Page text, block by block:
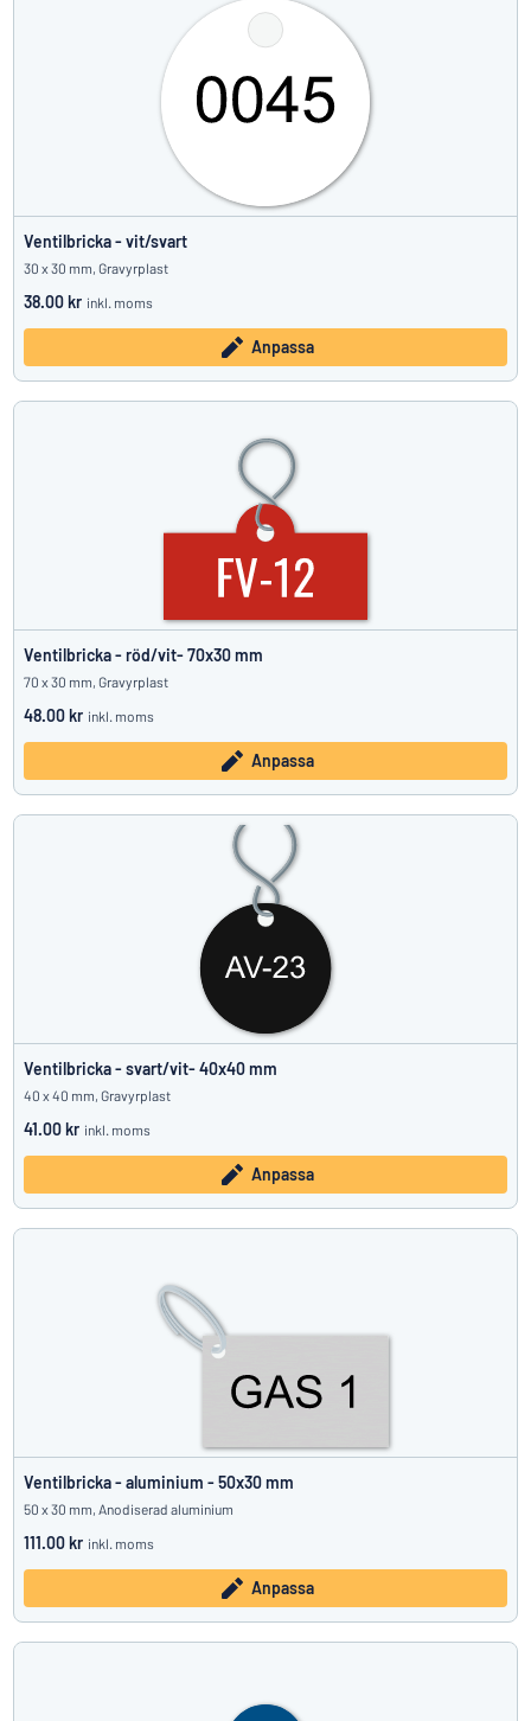
Ventilbricka - vit/svart
30 x 30 mm, Gravyrplast
38.00 kr inkl. moms
Anpassa
Ventilbricka - röd/vit- 70x30 mm
70 x 30 mm, Gravyrplast
48.00 kr inkl. moms
Anpassa
Ventilbricka - svart/vit- 40x40 mm
40 x 40 mm, Gravyrplast
41.00 kr inkl. moms
Anpassa
Ventilbricka - aluminium - 50x30 mm
50 x 30 mm, Anodiserad aluminium
111.00 kr inkl. moms
Anpassa